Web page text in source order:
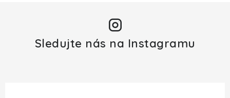
Sledujte nás na Instagramu